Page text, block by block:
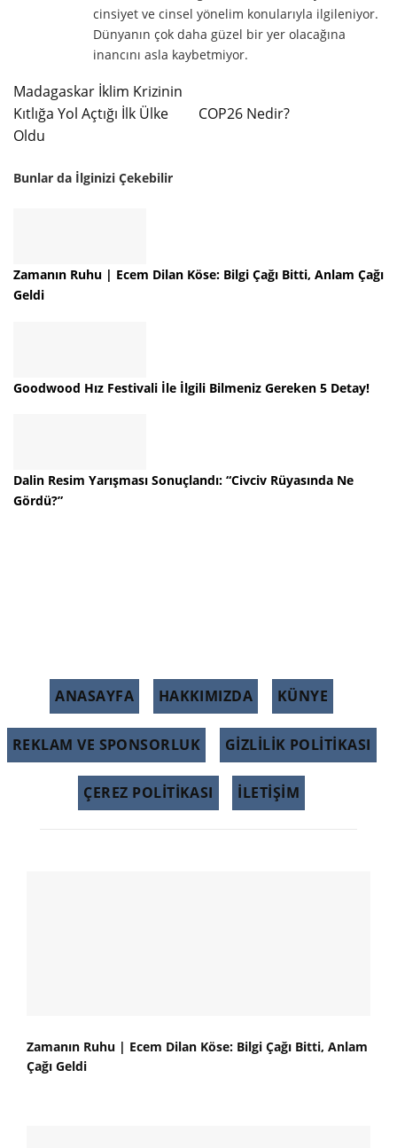
cinsiyet ve cinsel yönelim konularıyla ilgileniyor.
Dünyanın çok daha güzel bir yer olacağına
inancını asla kaybetmiyor.
Madagaskar İklim Krizinin
Kıtlığa Yol Açtığı İlk Ülke
Oldu
COP26 Nedir?
Bunlar da İlginizi Çekebilir
Zamanın Ruhu | Ecem Dilan Köse: Bilgi Çağı Bitti, Anlam Çağı
Geldi
Goodwood Hız Festivali İle İlgili Bilmeniz Gereken 5 Detay!
Dalin Resim Yarışması Sonuçlandı: “Civciv Rüyasında Ne
Gördü?”
ANASAYFA HAKKIMIZDA KÜNYE
REKLAM VE SPONSORLUK GIZLILIK POLITIKASI
ÇEREZ POLITIKASI İLETİŞİM
Zamanın Ruhu | Ecem Dilan Köse: Bilgi Çağı Bitti, Anlam
Çağı Geldi